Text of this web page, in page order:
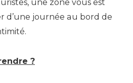
une zone vous est
d’une journée au bord de
?